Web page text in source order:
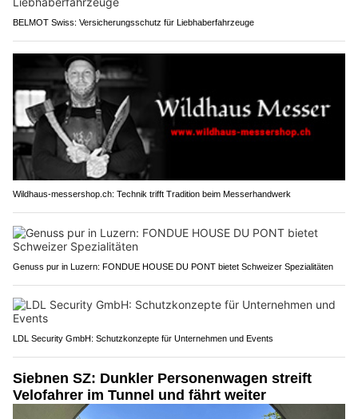
BELMOT Swiss: Versicherungsschutz für Liebhaberfahrzeuge
Wildhaus-messershop.ch: Technik trifft Tradition beim Messerhandwerk
Genuss pur in Luzern: FONDUE HOUSE DU PONT bietet Schweizer Spezialitäten
LDL Security GmbH: Schutzkonzepte für Unternehmen und Events
Siebnen SZ: Dunkler Personenwagen streift
Velofahrer im Tunnel und fährt weiter